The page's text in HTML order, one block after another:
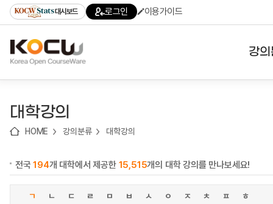
기
기
기
content)
가
대시보드 로그인 이용가이드
강
대학강의
HOME 강의분류 대학강의
전국194개 대학에서 제공한 15,515개의 대학 강의를 만나보세요!
ㄱ ㄴ ㄷ ㄹ ㅁ ㅂ ㅅ ㅇ ㅈ ㅊ ㅍ ㅎ